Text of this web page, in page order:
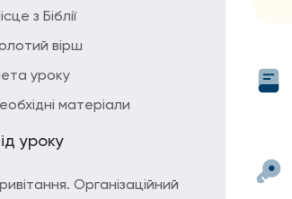
з Біблії
вірш
уроку
матеріали
уроку
Організаційний